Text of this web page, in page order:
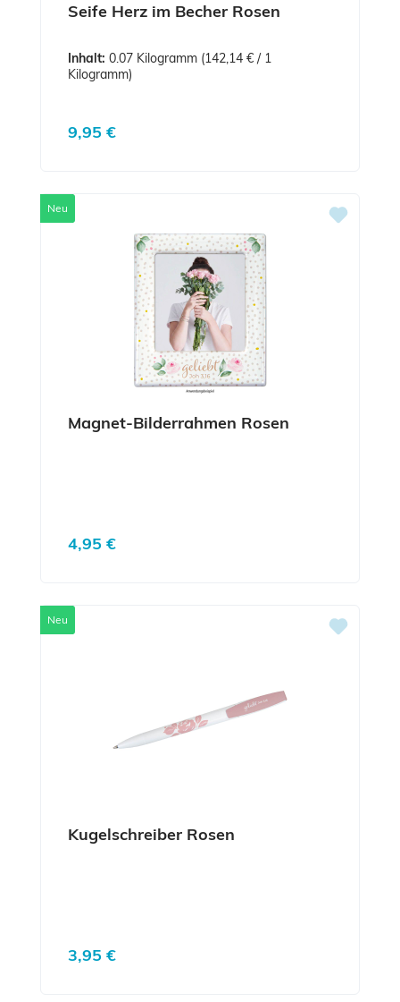
Seife Herz im Becher Rosen
Inhalt: 0.07 Kilogramm (142,14 € / 1
Kilogramm)
Regulärer Preis:
9,95 €
Neu
Magnet-Bilderrahmen Rosen
Regulärer Preis:
4,95 €
Neu
Kugelschreiber Rosen
Regulärer Preis:
3,95 €